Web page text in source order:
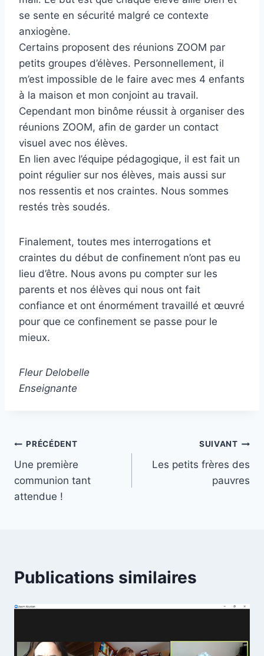
se sente en sécurité malgré ce contexte
anxiogène.
Certains proposent des réunions ZOOM par
petits groupes d’élèves. Personnellement, il
m’est impossible de le faire avec mes 4 enfants
à la maison et mon conjoint au travail.
Cependant mon binôme réussit à organiser des
réunions ZOOM, afin de garder un contact
visuel avec nos élèves.
En lien avec l’équipe pédagogique, il est fait un
point régulier sur nos élèves, mais aussi sur
nos ressentis et nos craintes. Nous sommes
restés très soudés.
Finalement, toutes mes interrogations et
craintes du début de confinement n’ont pas eu
lieu d’être. Nous avons pu compter sur les
parents et nos élèves qui nous ont fait
confiance et ont énormément travaillé et œuvré
pour que ce confinement se passe pour le
mieux.
Fleur Delobelle
Enseignante
Navigation
de
l’article
PRÉCÉDENT
Une première
communion tant
attendue !
SUIVANT
Les petits frères des
pauvres
Publications similaires